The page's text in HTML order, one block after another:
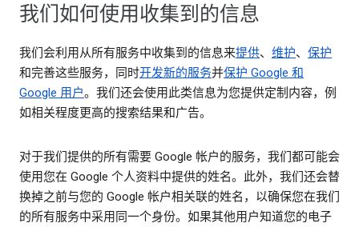
我们如何使用收集到的信息
我们会利用从所有服务中收集到的信息来提供、 维护、 保护
和完善这些服务，同时开发新的服务并保护 Google 和
Google 用户。我们还会使用此类信息为您提供定制内容，例
如相关程度更高的搜索结果和广告。
对于我们提供的所有需要 Google 帐户的服务，我们都可能会
使用您在 Google 个人资料中提供的姓名。此外，我们还会替
换掉之前与您的 Google 帐户相关联的姓名，以确保您在我们
的所有服务中采用同一个身份。如果其他用户知道您的电子